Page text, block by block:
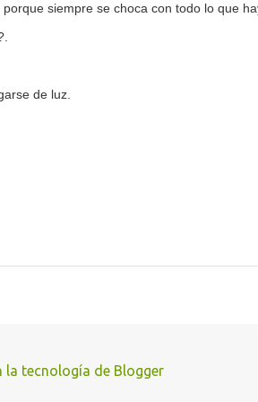
siempre se choca con todo lo que
de luz.
la tecnología de Blogger